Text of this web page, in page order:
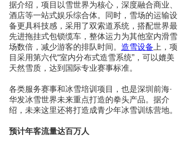
据介绍，项目以雪世界为核心，深度融合商业、
酒店等一站式娱乐综合体。同时，雪场的运输设
备更具科技感，采用了双索道系统，搭配世界最
先进拖挂式包锁缆车，整体运力为其他室内滑雪
场数倍，减少游客的排队时间。 造雪设备 上，项
目采用第六代“室内分布式造雪系统”，可以媲美
天然雪质，达到国际专业赛事标准。
各类服务赛事和冰雪培训项目，也是深圳前海·
华发冰雪世界未来重点打造的拳头产品。据介
绍，未来这里还将打造成青少年冰雪训练营地。
预计年客流量达百万人